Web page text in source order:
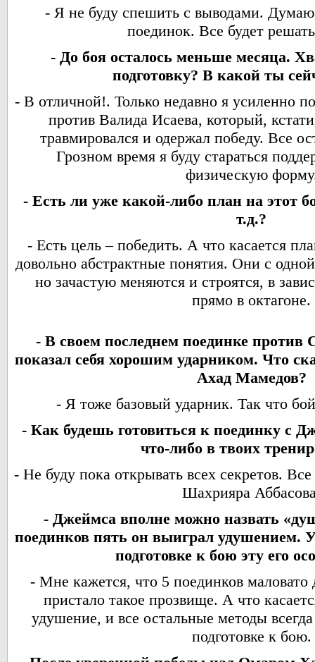
- Я не буду спешить с выводами.
поединок. Все будет
- До боя осталось меньше месяца.
подготовку? В какой ты
- В отличной!. Только недавно я усиленно
против Валида Исаева, который,
травмировался и одержал победу. Все
Грозном время я буду стараться
физическую
- Есть ли уже какой-либо план на этот
т.д.?
- Есть цель – победить. А что касается
довольно абстрактные понятия. Они с
но зачастую меняются и строятся, в
прямо в октагоне.
- В своем последнем поединке
показал себя хорошим ударником. Что
Ахад Мамедов?
- Я тоже базовый ударник. Так что
- Как будешь готовиться к поединку с
что-либо в твоих
- Не буду пока открывать всех секретов.
Шахрияра
- Джеймса вполне можно назвать
поединков пять он выиграл удушением.
подготовке к бою эту его
- Мне кажется, что 5 поединков маловато
пристало такое прозвище. А что
удушение, и все остальные методы
подготовке к бою.